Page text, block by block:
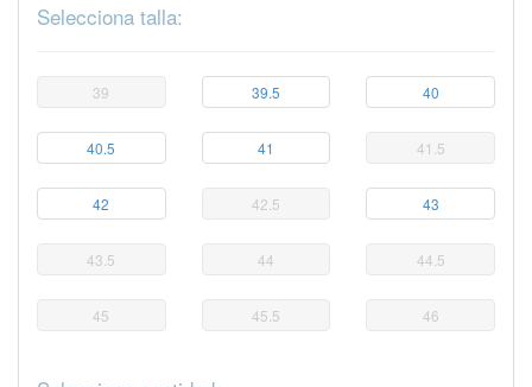
Selecciona talla:
39 39.5 40
40.5 41 41.5
42 42.5 43
43.5 44 44.5
45 45.5 46